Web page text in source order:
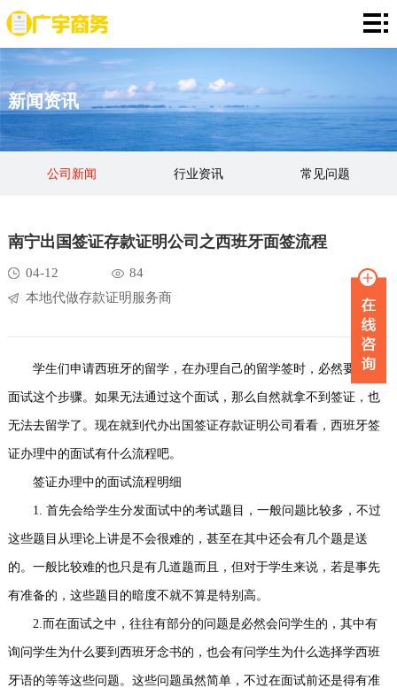
网
站
首
页
存
款
证
资
金
资
单
项
新
闻
品
事
我
新闻资讯
公司新闻 行业资讯 常见问题
南宁出国签证存款证明公司之西班牙面签流程
04-12
84
本地代做存款证明服务商
学生们申请西班牙的留学，在办理自己的留学签时，必然要完成
面试这个步骤。如果无法通过这个面试，那么自然就拿不到签证，也
无法去留学了。现在就到代办出国签证存款证明公司看看，西班牙签
证办理中的面试有什么流程吧。
签证办理中的面试流程明细
1. 首先会给学生分发面试中的考试题目，一般问题比较多，不过
这些题目从理论上讲是不会很难的，甚至在其中还会有几个题是送
的。一般比较难的也只是有几道题而且，但对于学生来说，若是事先
有准备的，这些题目的暗度不就不算是特别高。
2.而在面试之中，往往有部分的问题是必然会问学生的，其中有
询问学生为什么要到西班牙念书的，也会有问学生为什么选择学西班
牙语的等等这些问题。这些问题虽然简单，不过在面试前还是得有准